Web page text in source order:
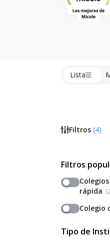
Lista
Filtros (4)
Filtros
rápida
Colegio
Tipo de